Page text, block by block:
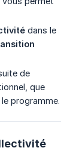
dans le
de
que
programme.